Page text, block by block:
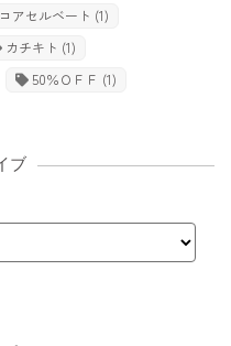
アセルベート (1)
カチキト (1)
50％ＯＦＦ (1)
ブ